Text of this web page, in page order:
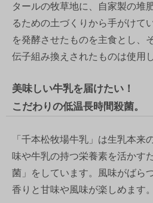
タールの牧草地に、自家製の堆
るための土づくりから手がけて
を発酵させたものを主食とし、
伝子組み換えされたものは使用
美味しい牛乳を届けたい！
こだわりの低温長時間殺菌。
「千本松牧場牛乳」は生乳本来
味や牛乳の持つ栄養素を活かす
菌」をしています。風味がばら
香りと甘味や風味が楽しめます。